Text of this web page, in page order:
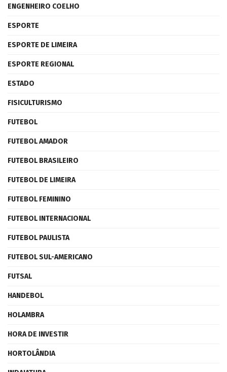
ENGENHEIRO COELHO
ESPORTE
ESPORTE DE LIMEIRA
ESPORTE REGIONAL
ESTADO
FISICULTURISMO
FUTEBOL
FUTEBOL AMADOR
FUTEBOL BRASILEIRO
FUTEBOL DE LIMEIRA
FUTEBOL FEMININO
FUTEBOL INTERNACIONAL
FUTEBOL PAULISTA
FUTEBOL SUL-AMERICANO
FUTSAL
HANDEBOL
HOLAMBRA
HORA DE INVESTIR
HORTOLÂNDIA